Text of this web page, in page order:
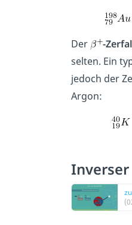
Der -
selten. Ein
jedoch der
Argon: